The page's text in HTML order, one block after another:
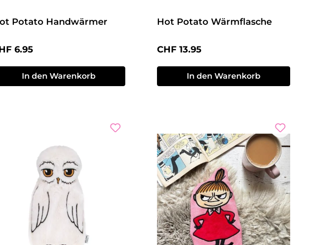
Potato Handwärmer
Preis:
6.95
In den Warenkorb
Hot Potato Wärmflasche
Regulärer Preis:
CHF 13.95
In den Warenkorb